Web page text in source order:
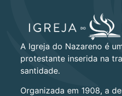
A Igreja do Nazareno é
protestante inserida na
santidade.
Organizada em 1908, a